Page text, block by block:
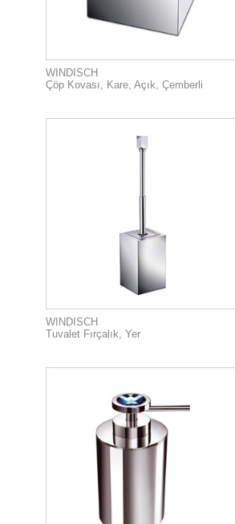
WINDISCH
Çöp Kovası, Kare, Açık, Çemberli
WINDISCH
Tuvalet Fırçalık, Yer